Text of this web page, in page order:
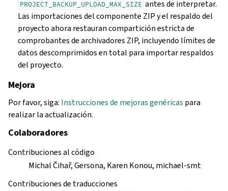
PROJECT_BACKUP_UPLOAD_MAX_SIZE antes de interpretar.
Las importaciones del componente ZIP y el respaldo del
proyecto ahora restauran compartición estricta de
comprobantes de archivadores ZIP, incluyendo límites de
datos descomprimidos en total para importar respaldos
del proyecto.
Mejora
Por favor, siga: Instrucciones de mejoras genéricas para
realizar la actualización.
Colaboradores
Contribuciones al código
Michal Čihař, Gersona, Karen Konou, michael-smt
Contribuciones de traducciones